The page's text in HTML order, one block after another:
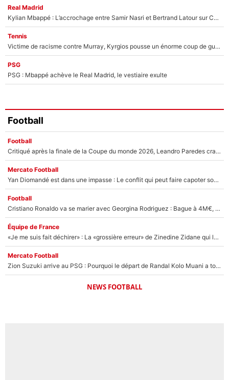
Real Madrid
Kylian Mbappé : L’accrochage entre Samir Nasri et Bertrand Latour sur Canal+
Tennis
Victime de racisme contre Murray, Kyrgios pousse un énorme coup de gueule !
PSG
PSG : Mbappé achève le Real Madrid, le vestiaire exulte
Football
Football
Critiqué après la finale de la Coupe du monde 2026, Leandro Paredes craque encore en plein match et provoque une nouvelle polémique !
Mercato Football
Yan Diomandé est dans une impasse : Le conflit qui peut faire capoter son arrivée au Real Madrid après son transfert avorté au PSG !
Football
Cristiano Ronaldo va se marier avec Georgina Rodriguez : Bague à 4M€, hôtel de luxe... Des détails de la cérémonie ont déjà fuité !
Équipe de France
«Je me suis fait déchirer» : La «grossière erreur» de Zinedine Zidane qui lui a valu une leçon loin de l’équipe de France !
Mercato Football
Zion Suzuki arrive au PSG : Pourquoi le départ de Randal Kolo Muani a tout changé pour le transfert du gardien japonais
NEWS FOOTBALL